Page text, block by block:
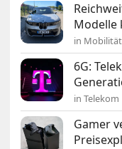
Modelle
in Mobilität
6G:
in Telekom
Gamer